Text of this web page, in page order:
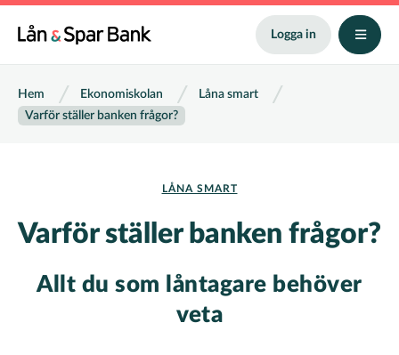
Hoppa
Logga in
Länkstig
Hem Ekonomiskolan
Låna smart
Varför ställer banken frågor?
LÅNA SMART
Varför ställer banken frågor?
Allt du som låntagare behöver
veta